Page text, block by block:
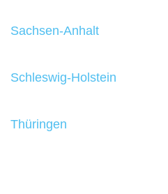
Sachsen-Anhalt
Schleswig-Holstein
Thüringen